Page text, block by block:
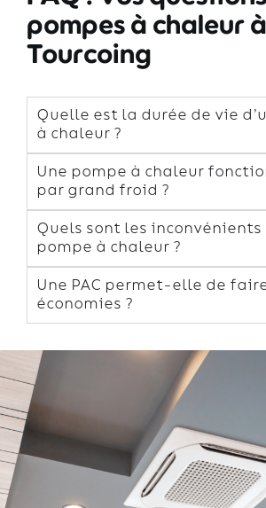
pompes à chaleur à
Tourcoing
Quelle est la durée de vie
à chaleur ?
Une pompe à chaleur
par grand froid ?
Quels sont les inconvénients
pompe à chaleur ?
Une PAC permet-elle de
économies ?